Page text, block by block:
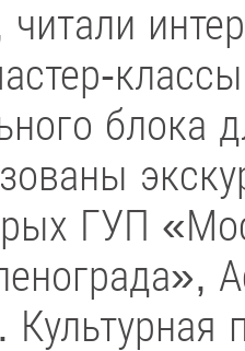
читали
блока
ГУП